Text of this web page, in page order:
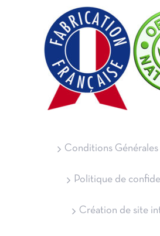
Conditions
Politique de
Création de site